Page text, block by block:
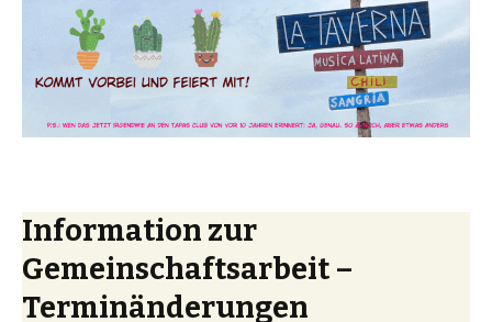
Information zur
Gemeinschaftsarbeit –
Terminänderungen